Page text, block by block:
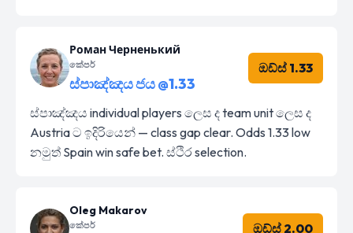
Роман Черненький
කේපර්
ස්පාඤ්ඤය ජය @1.33
ඔඩ්ස් 1.33
ස්පාඤ්ඤය individual players ලෙස ද team unit ලෙස ද
Austria ට ඉදිරියෙන් — class gap clear. Odds 1.33 low
නමුත් Spain win safe bet. ස්ථිර selection.
Oleg Makarov
කේපර් ඔඩ්ස් 2.00